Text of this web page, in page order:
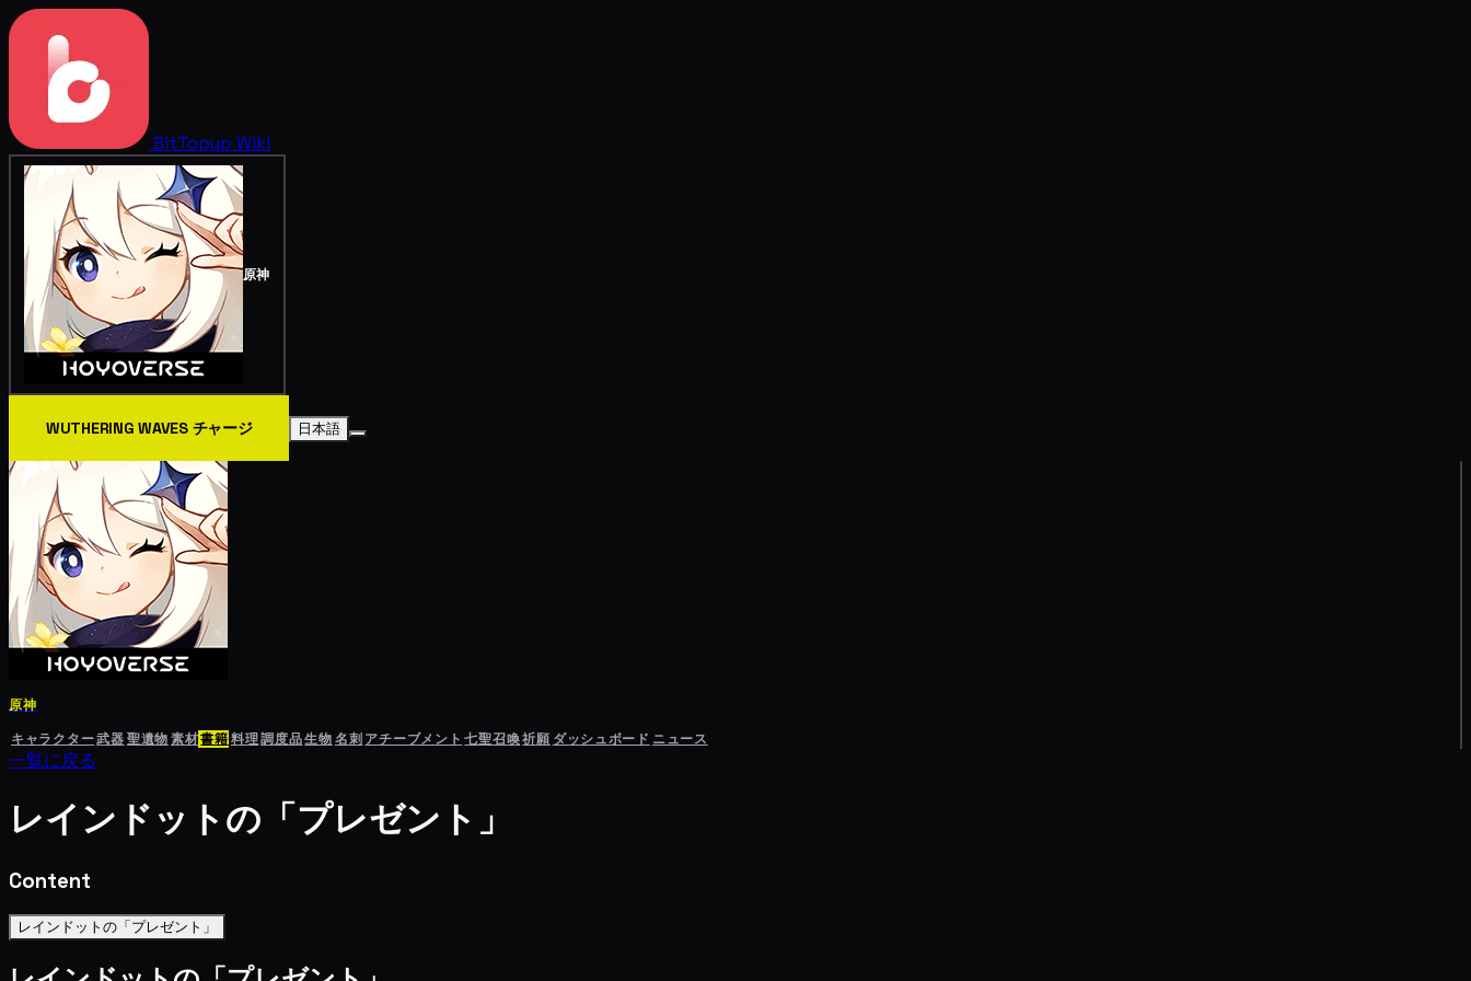
BitTopup Wiki
原神
WUTHERING WAVES チャージ 日本語
原神
キャラクター武器聖遺物素材書籍料理調度品生物名刺 アチーブメント 七聖召喚祈願 ダッシュボード ニュース
一覧に戻る
レインドットの「プレゼント」
Content
レインドットの「プレゼント」